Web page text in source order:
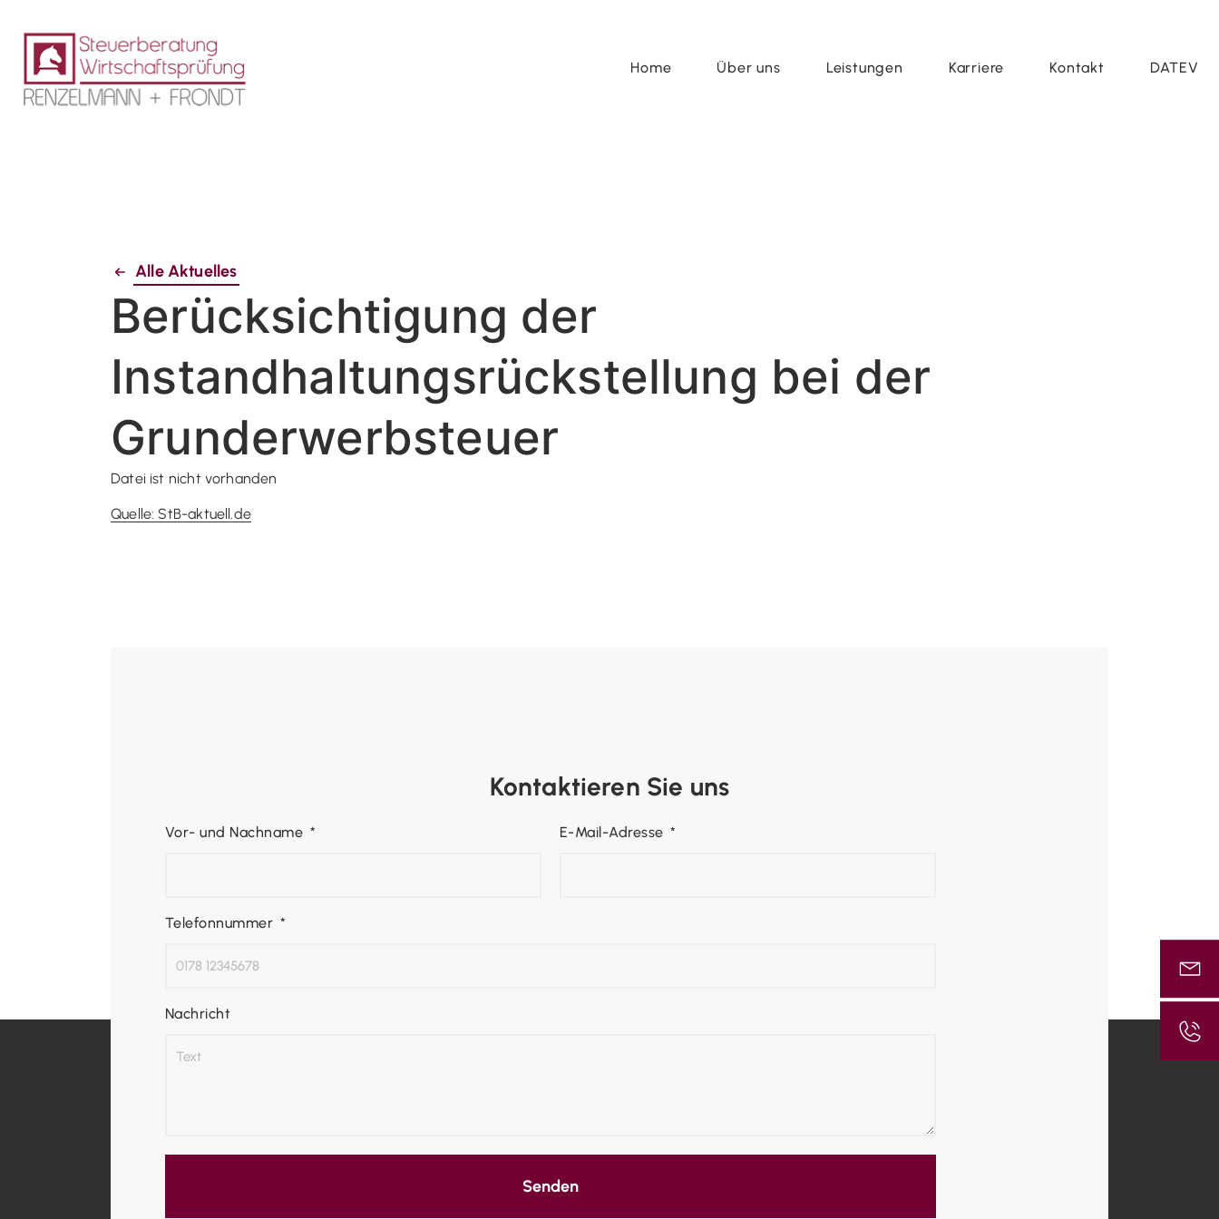
Home Über uns Leistungen Karriere Kontakt DATEV
Alle Aktuelles
Berücksichtigung der
Instandhaltungsrückstellung bei der
Grunderwerbsteuer
Datei ist nicht vorhanden
Quelle: StB-aktuell.de
Kontaktieren Sie uns
Vor- und Nachname E-Mail-Adresse
Telefonnummer
Nachricht
Senden